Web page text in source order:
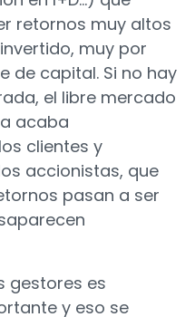
retornos muy altos
muy por
de capital. Si no hay
el libre mercado
acaba
clientes y
accionistas, que
pasan a ser
gestores es
y eso se